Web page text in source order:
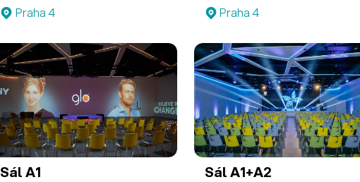
Praha 4 Praha 4
Sál A1 Sál A1+A2